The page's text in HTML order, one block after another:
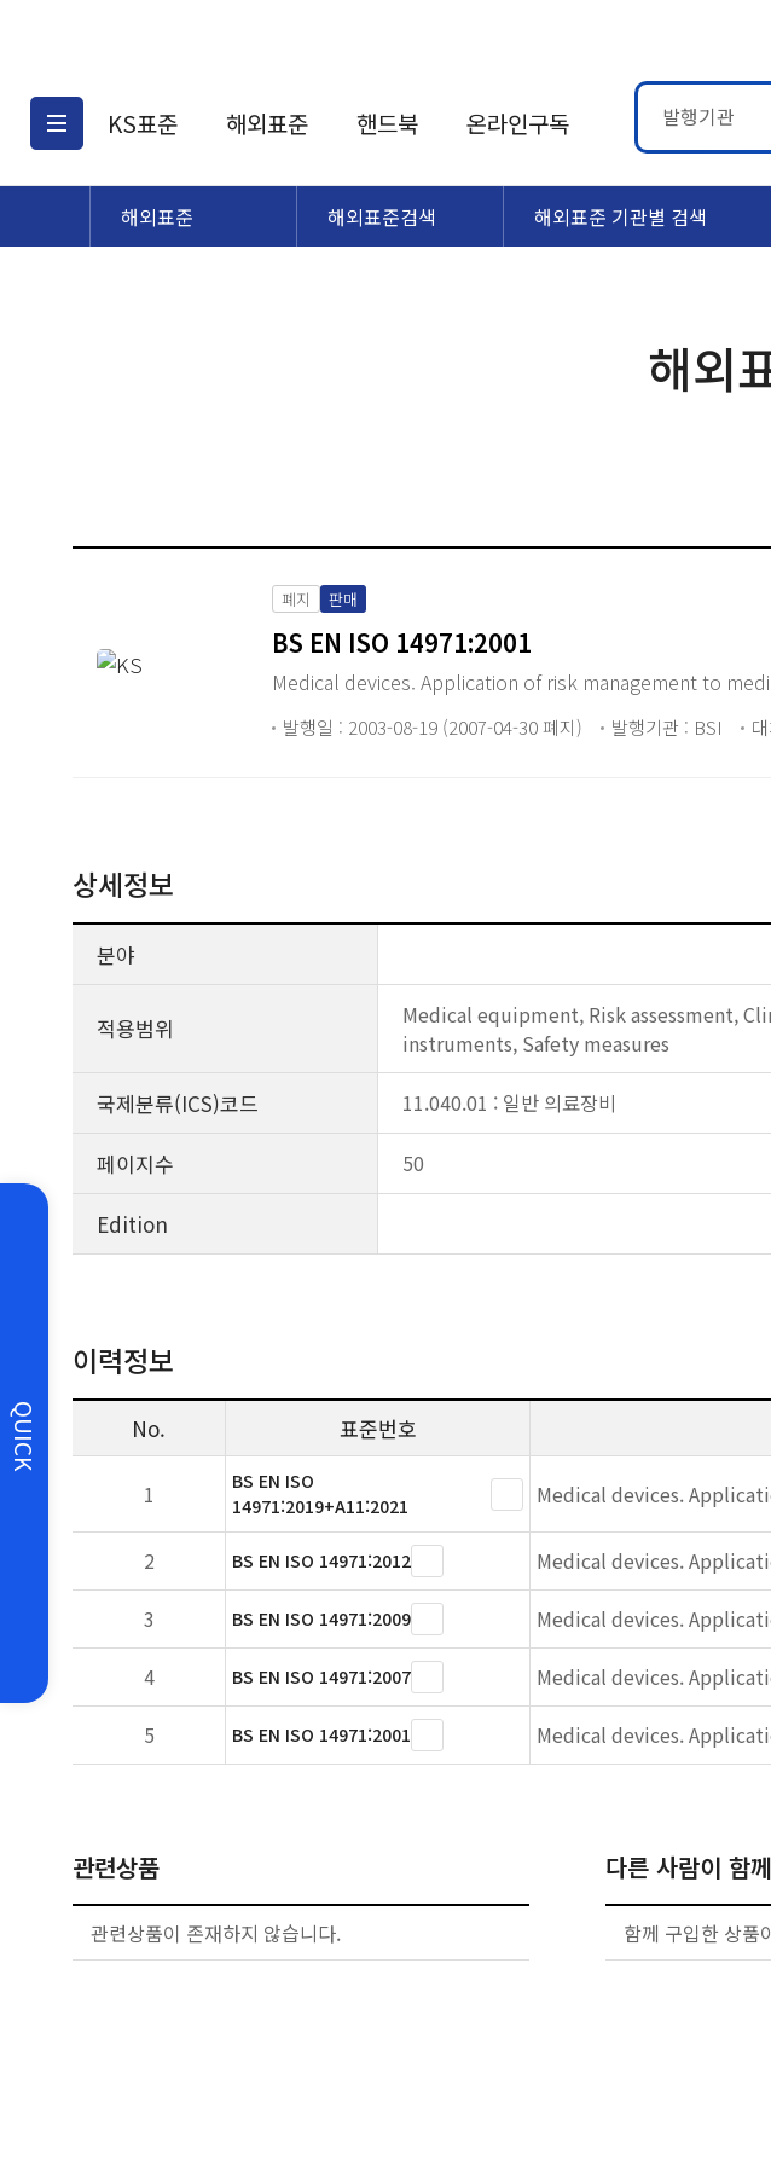
KS표준
KS표준검색
해외표준
해외표준검색
핸드북 온라인구독 발행기관
QUICK
해외표준 해외표준검색 해외표준 기관별 검색
해외
폐지 판매
BS EN ISO 14971:2001
Medical devices. Application of risk management to
발행일 : 2003-08-19 (2007-04-30 폐지) 발행기관 : BSI
상세정보
분야
적용범위
Medical equipment, Risk assessment,
instruments, Safety measures
국제분류(ICS)코드 11.040.01 : 일반 의료장비
페이지수 50
Edition
이력정보
No. 표준번호
1
BS EN ISO
14971:2019+A11:2021
Medical devices.
2 BS EN ISO 14971:2012 Medical devices.
3
BS EN ISO 14971:2009 Medical devices.
4
BS EN ISO 14971:2007 Medical devices.
5
BS EN ISO 14971:2001 Medical devices.
관련상품
관련상품이 존재하지 않습니다.
다른 사람이 함
함께 구입한 상품